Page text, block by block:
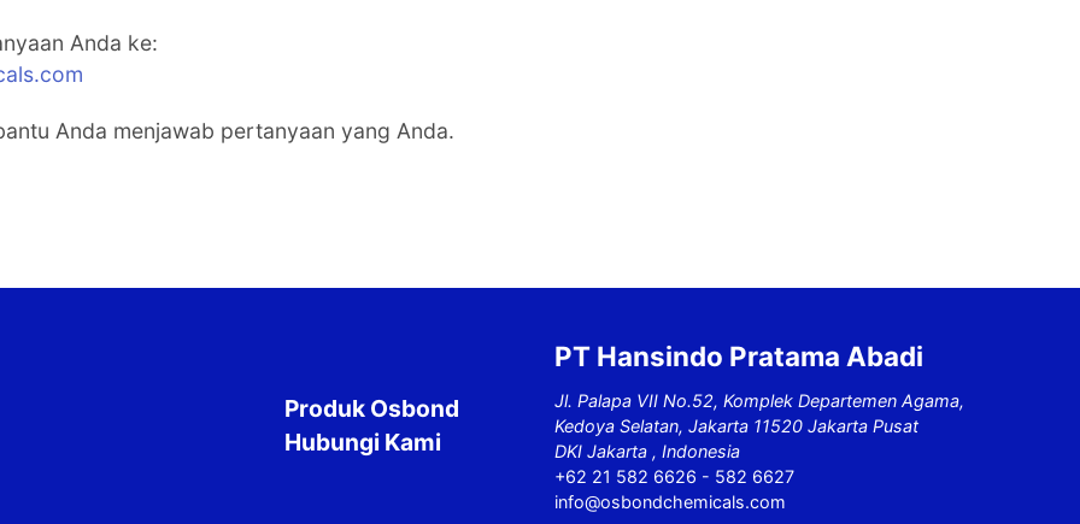
Anda ke:
Anda menjawab pertanyaan yang Anda.
Produk Osbond
Hubungi Kami
PT Hansindo Pratama Abadi
Jl. Palapa VII No.52, Komplek Departemen Agama,
Kedoya Selatan, Jakarta 11520 Jakarta Pusat
DKI Jakarta , Indonesia
+62 21 582 6626 - 582 6627
info@osbondchemicals.com